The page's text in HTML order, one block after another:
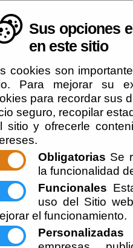
Sus opciones
en este sitio
cookies son
Para mejorar su
para recordar sus
seguro, recopilar
sitio y ofrecerle
Obligatorias Se
la funcionalidad
Funcionales
uso del Sitio
el funcionamiento.
Personalizadas
El Ayuntamiento Turismo